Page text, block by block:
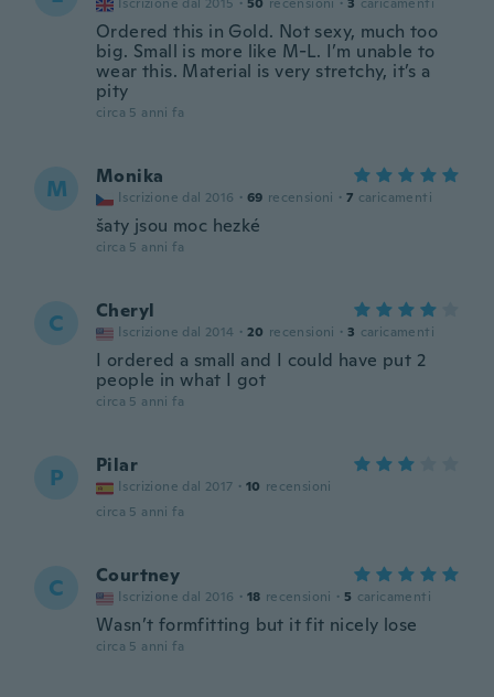
Ordered this in Gold. Not sexy, much too
big. Small is more like M-L. I’m unable to
wear this. Material is very stretchy, it’s a
pity
circa 5 anni fa
M Monika
Iscrizione dal 2016 · 69 recensioni · 7 caricamenti
šaty jsou moc hezké
circa 5 anni fa
C Cheryl
Iscrizione dal 2014 · 20 recensioni · 3 caricamenti
I ordered a small and I could have put 2
people in what I got
circa 5 anni fa
P Pilar
Iscrizione dal 2017 · 10 recensioni
circa 5 anni fa
C Courtney
Iscrizione dal 2016 · 18 recensioni · 5 caricamenti
Wasn’t formfitting but it fit nicely lose
circa 5 anni fa